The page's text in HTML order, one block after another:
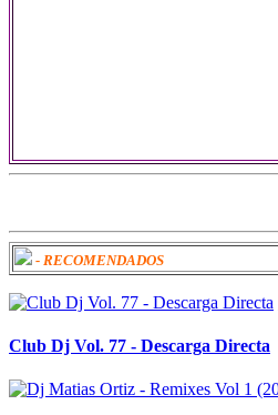
- RECOMENDADOS
Club Dj Vol. 77 - Descarga Directa